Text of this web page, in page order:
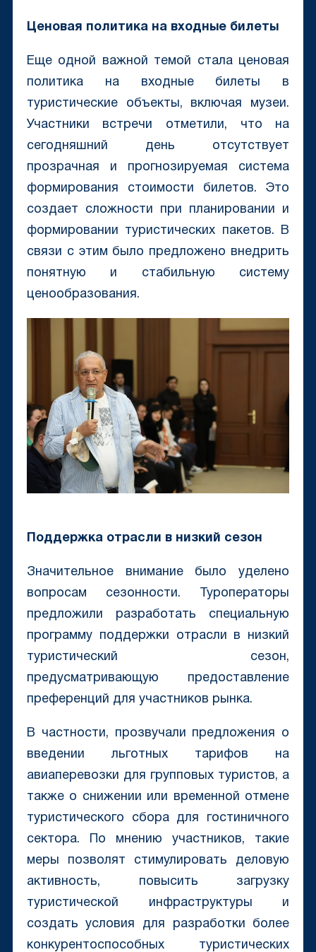
Ценовая политика на входные билеты
Еще одной важной темой стала ценовая
политика на входные билеты в
туристические объекты, включая музеи.
Участники встречи отметили, что на
сегодняшний день отсутствует
прозрачная и прогнозируемая система
формирования стоимости билетов. Это
создает сложности при планировании и
формировании туристических пакетов. В
связи с этим было предложено внедрить
понятную и стабильную систему
ценообразования.
Поддержка отрасли в низкий сезон
Значительное внимание было уделено
вопросам сезонности. Туроператоры
предложили разработать специальную
программу поддержки отрасли в низкий
туристический сезон,
предусматривающую предоставление
преференций для участников рынка.
В частности, прозвучали предложения о
введении льготных тарифов на
авиаперевозки для групповых туристов, а
также о снижении или временной отмене
туристического сбора для гостиничного
сектора. По мнению участников, такие
меры позволят стимулировать деловую
активность, повысить загрузку
туристической инфраструктуры и
создать условия для разработки более
конкурентоспособных туристических